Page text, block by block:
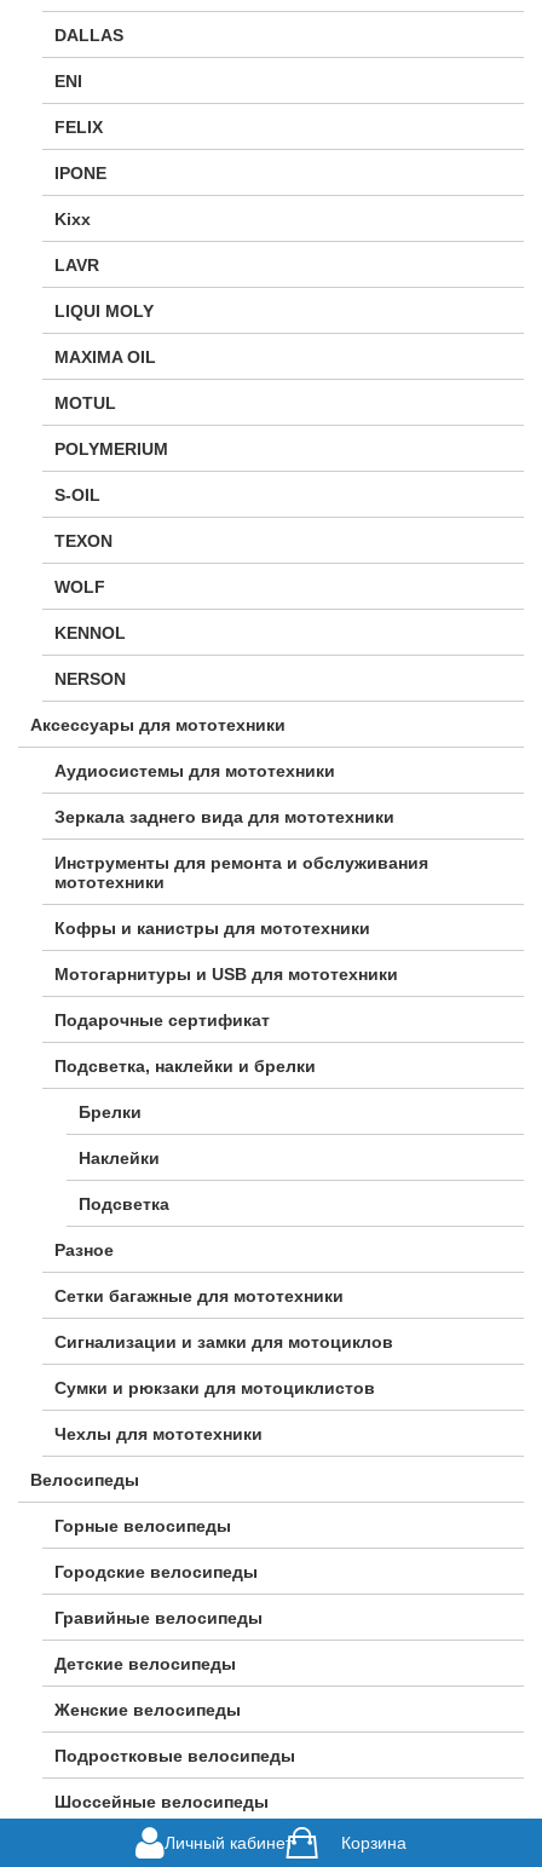
DALLAS
ENI
FELIX
IPONE
Kixx
LAVR
LIQUI MOLY
MAXIMA OIL
MOTUL
POLYMERIUM
S-OIL
TEXON
WOLF
KENNOL
NERSON
Аксессуары для мототехники
Аудиосистемы для мототехники
Зеркала заднего вида для мототехники
Инструменты для ремонта и обслуживания
мототехники
Кофры и канистры для мототехники
Мотогарнитуры и USB для мототехники
Подарочные сертификат
Подсветка, наклейки и брелки
Брелки
Наклейки
Подсветка
Разное
Сетки багажные для мототехники
Сигнализации и замки для мотоциклов
Сумки и рюкзаки для мотоциклистов
Чехлы для мототехники
Велосипеды
Горные велосипеды
Городские велосипеды
Гравийные велосипеды
Детские велосипеды
Женские велосипеды
Подростковые велосипеды
Шоссейные велосипеды
Личный кабинет Корзина